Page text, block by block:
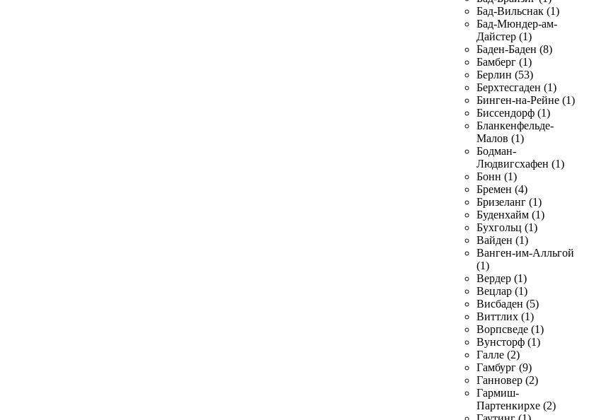
Бад-Вильснак (1)
Бад-Мюндер-ам-
Дайстер (1)
Баден-Баден (8)
Бамберг (1)
Берлин (53)
Берхтесгаден (1)
Бинген-на-Рейне (1)
Биссендорф (1)
Бланкенфельде-
Малов (1)
Бодман-
Людвигсхафен (1)
Бонн (1)
Бремен (4)
Бризеланг (1)
Буденхайм (1)
Бухгольц (1)
Вайден (1)
Ванген-им-Алльгой
(1)
Вердер (1)
Вецлар (1)
Висбаден (5)
Виттлих (1)
Ворпсведе (1)
Вунсторф (1)
Галле (2)
Гамбург (9)
Ганновер (2)
Гармиш-
Партенкирхе (2)